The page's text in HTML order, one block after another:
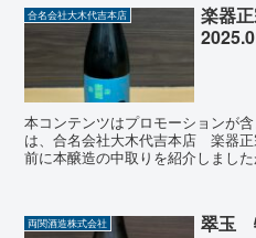
合名会社大木代吉本店
楽器
本コンテンツはプロモーションが
は、合名会社大木代吉本店 楽器
前に本醸造の中取りを紹介しまし
両関酒造株式会社 翠玉